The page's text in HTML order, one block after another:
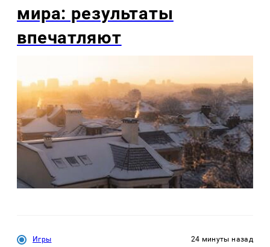
мира: результаты
впечатляют
Игры 24 минуты назад